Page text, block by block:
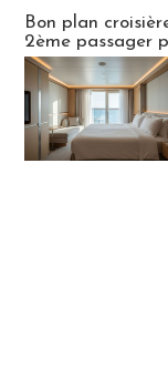
Bon plan
2ème passager